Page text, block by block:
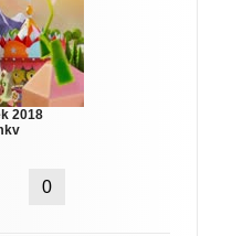
2018
0